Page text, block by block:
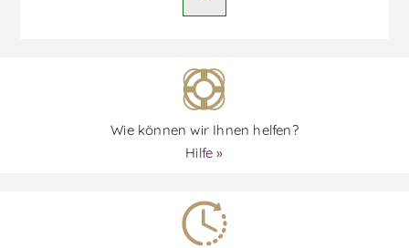
Wie können wir Ihnen helfen?
Hilfe »